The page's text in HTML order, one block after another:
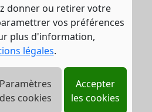
donner ou retirer votre
vos préférences
plus d'information,
légales.
Paramètres
des cookies
Accepter
les cookies